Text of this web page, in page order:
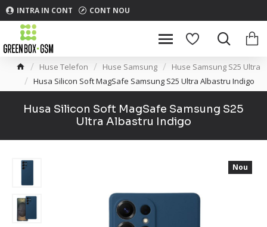
INTRA IN CONT CONT NOU
Huse Telefon Huse Samsung
Huse Samsung S25 Ultra
Husa Silicon Soft MagSafe Samsung S25 Ultra Albastru Indigo
Husa Silicon Soft MagSafe Samsung S25
Ultra Albastru Indigo
Nou